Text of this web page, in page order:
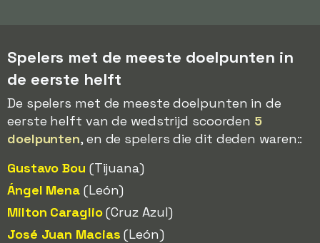
Spelers met de meeste doelpunten in
de eerste helft
De spelers met de meeste doelpunten in de
eerste helft van de wedstrijd scoorden 5
doelpunten, en de spelers die dit deden waren::
Gustavo Bou (Tijuana)
Ángel Mena (León)
Milton Caraglio(Cruz Azul)
José Juan Macias (León)